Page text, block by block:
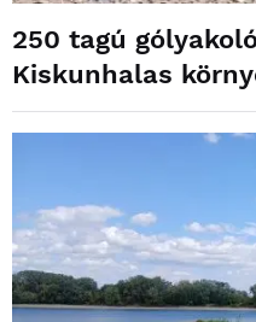
250 tagú
Kiskunhalas